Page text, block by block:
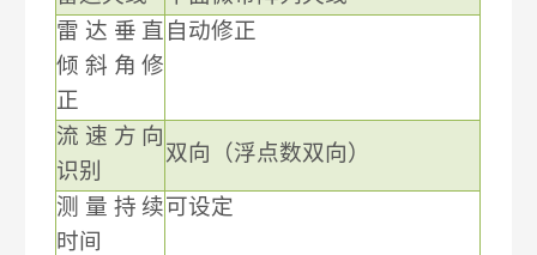
雷达垂直
倾斜角修
正
自动修正
流速方向
识别
双向（浮点数双向）
测量持续
时间
可设定